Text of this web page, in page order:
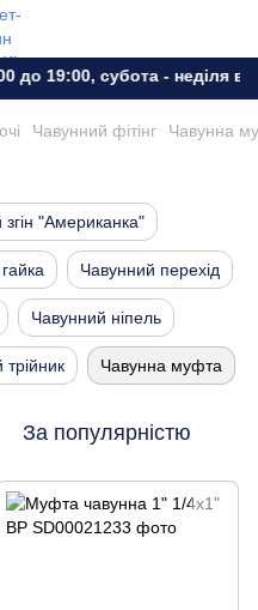
19:00, субота - неділя
Чавунний фітінг Чавунна
"Американка"
Чавунний перехід
Чавунний ніпель
Чавунна муфта
За популярністю